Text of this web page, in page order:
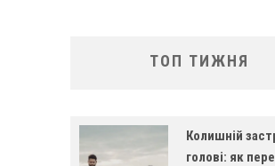
ТОП ТИЖНЯ
Колишній
голові: як